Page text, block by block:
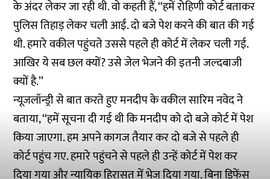
के अंदर लेकर जा रही थी. वो कहती हैं, ‘‘हमें रोहिणी कोर्ट बताकर
पुलिस तिहाड़ लेकर चली आई. दो बजे पेश करने की बात की गई
थी. हमारे वकील पहुंचते उससे पहले ही कोर्ट में लेकर चली गई.
आखिर ये सब छल क्यों? उसे जेल भेजने की इतनी जल्दबाजी
क्यों है.’’
न्यूजलॉन्ड्री से बात करते हुए मनदीप के वकील सारिम नवेद ने
बताया, ‘‘हमें सूचना दी गई थी कि मनदीप को दो बजे कोर्ट में पेश
किया जाएगा. हम अपने कागज तैयार कर दो बजे से पहले ही
कोर्ट पहुंच गए. हमारे पहुंचने से पहले ही उन्हें कोर्ट में पेश कर